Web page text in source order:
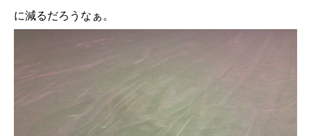
に減るだろうなぁ。